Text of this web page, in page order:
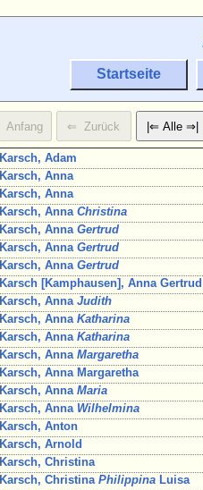
Startseite
Karsch, Adam
Karsch, Anna
Karsch, Anna
Karsch, AnnaChristina
Karsch, AnnaGertrud
Karsch, AnnaGertrud
Karsch, AnnaGertrud
Karsch [Kamphausen], Anna Gertrud
Karsch, AnnaJudith
Karsch, AnnaKatharina
Karsch, AnnaKatharina
Karsch, AnnaMargaretha
Karsch, Anna Margaretha
Karsch, AnnaMaria
Karsch, Anna Wilhelmina
Karsch, Anton
Karsch, Arnold
Karsch, Christina
Karsch, ChristinaPhilippina Luisa